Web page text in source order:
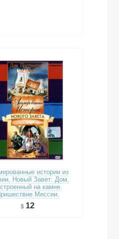
истории из
Новый Завет: Дом,
на камне.
Мессии.
12